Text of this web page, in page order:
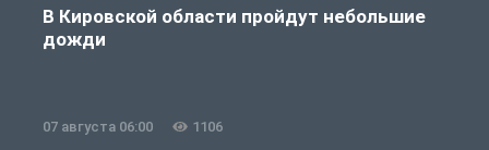
В Кировской области пройдут небольшие
дожди
07 августа 06:00 1106